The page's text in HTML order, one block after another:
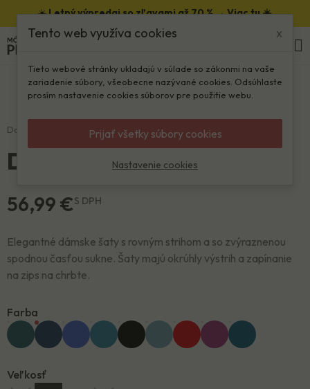
☀️Letný výpredaj so zľavami až 70 % →Viac tu ☀️
0
Domov Šaty Dámske šaty NATKA
Dámske šaty NATKA
56,99 €S DPH
Elegantné dámske šaty s rovným strihom a so zvýraznenou
spodnou časťou sukne. Šaty majú okrúhly výstrih a zapínanie
na zips na chrbte.
Farba
Veľkosť
Tento web využíva cookies x
Tieto webové stránky ukladajú v súlade so zákonmi na vaše
zariadenie súbory, všeobecne nazývané cookies. Odsúhlaste
prosím nastavenie cookies súborov pre použitie webu.
Prijať všetky súbory cookies
Nastavenie cookies